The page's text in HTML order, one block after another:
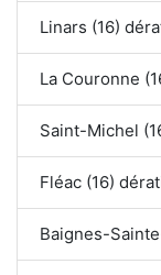
Linars (16)
La Couronne
Saint-Michel
Fléac (16)
Baignes-